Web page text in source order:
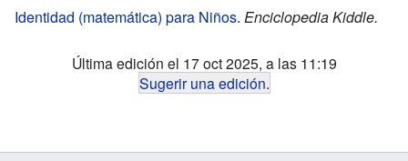
Identidad (matemática) para Niños. Enciclopedia Kiddle.
Última edición el 17 oct 2025, a las 11:19
Sugerir una edición.